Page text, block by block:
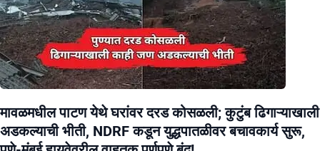
मावळमधील पाटण येथे घरांवर दरड कोसळली; कुटुंब ढिगाऱ्याखाली
अडकल्याची भीती, NDRF कडून युद्धपातळीवर बचावकार्य सुरू,